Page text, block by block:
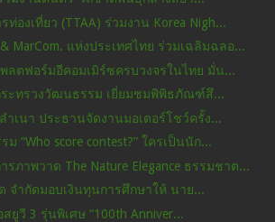
ท่องเที่ยว (TTAA) ร่วมงาน Korea Nigh...
MarCom. แห่งประเทศไทย ร่วมเฉลิมฉลอ...
ลตฟอร์มอีคอมเมิร์ซครบวงจรในไทย มั่น...
ระทรวงวัฒนธรรม เยี่ยมชมพิพิธภัณฑ์สึ...
ำเนา ประธานจัดงานมอเตอร์โชว์ครั้ง...
“Who score contest?” ใครเป็นนัก...
รภาพวาด The Nature Elegance ธรรมชาต...
จำกัดมอบเงินทุนการศึกษาให้ นาย...
สยูวี 3 รุ่นพิเศษ “100th Anniver...